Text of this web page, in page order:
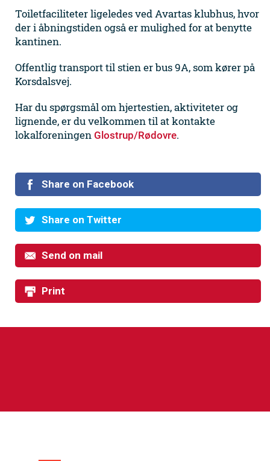
Toiletfaciliteter ligeledes ved Avartas klubhus, hvor
der i åbningstiden også er mulighed for at benytte
kantinen.
Offentlig transport til stien er bus 9A, som kører på
Korsdalsvej.
Har du spørgsmål om hjertestien, aktiviteter og
lignende, er du velkommen til at kontakte
lokalforeningen Glostrup/Rødovre.
Share on Facebook
Share on Twitter
Send on mail
Print